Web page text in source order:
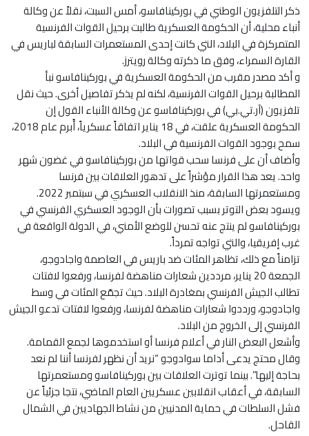
ذكر التلفزيون الوطني في بوركينافاسو، أمس السبت، نقلاً عن وكالة
أنباء محلية، أن الحكومة العسكرية طالبت برحيل القوات الفرنسية
المتمركزة في البلاد، التي كانت إحدى المستعمرات السابقة لباريس في
القارة السمراء، وفق ما ذكرته وكالة رويترز.
و أكد مصدر مقرب من الحكومة العسكرية في بوركينافاسو نبأ
المطالبة برحيل القوات الفرنسية، لكنه لم يذكر تفاصيل أخرى. حيث نقل
تلفزيون (آر.تي.بي) في بوركينافاسو عن وكالة الأنباء القول إن
الحكومة العسكرية علقت، في 18 يناير اتفاقاً عسكرياً، أُبرم عام 2018،
سمح بوجود القوات الفرنسية في البلاد.
وأضاف أن على فرنسا سحب قواتها من بوركينافاسو في غضون شهر
واحد. يعد هذا القرار مؤشراً على تدهور العلاقات بين فرنسا
ومستعمرتها السابقة، منذ الانقلاب العسكري في سبتمبر 2022.
ويسود بعض التوتر بسبب تصورات بأن الوجود العسكري الفرنسي في
بوركينافاسو لم ينتج عنه تحسن للوضع الأمني، في الدولة الواقعة في
غرب إفريقيا، والتي تواجه تمرداً.
تزامناً مع ذلك، تظاهر المئات ضد باريس في العاصمة واجادوجو،
الجمعة 20 يناير، مرددين شعارات مناهضة لفرنسا، ورفعوا لافتات
تطالب الجيش الفرنسي بمغادرة البلاد. حيث تجمّع المئات في وسط
واجادوجو، ورددوا شعارات مناهضة لفرنسا، ورفعوا لافتات تدعو الجيش
الفرنسي إلى الخروج من البلاد.
وأشعل البعض النار في أعلام فرنسا أو استخدموها لجمع القمامة.
وقال محتج يدعى أداما سوادوجو “نريد أن نظهر لفرنسا أننا لم نعد
بحاجة إليها”. بينما توترت العلاقات بين بوركينافاسو ومستعمرتها
السابقة، في أعقاب انقلابين عسكريين العام الماضي، نتجا جزئياً عن
فشل السلطات في حماية المدنيين من نشاط الجهاديين في الشمال
القاحل.